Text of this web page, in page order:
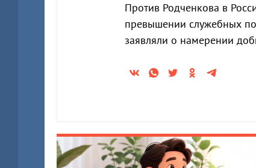
Против Родченкова в
превышении служебных
заявляли о намерении